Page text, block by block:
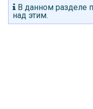
В данном разделе
над этим.